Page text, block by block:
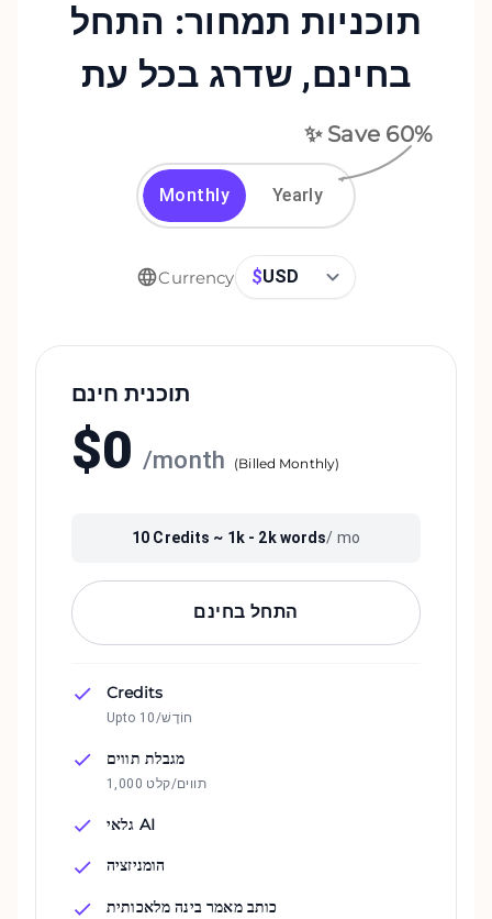
תוכניות תמחור: התחל
בחינם, שדרג בכל עת
✨ Save 60%
Monthly Yearly
Currency $USD
תוכנית חינם
$0 /month (Billed Monthly)
10 Credits ~ 1k - 2kwords/ mo
התחל בחינם
Credits
Upto 10/חוֹדֶשׁ
מגבלת תווים
1,000 תווים/קלט
גלאי AI
הומניזציה
כותב מאמר בינה מלאכותית